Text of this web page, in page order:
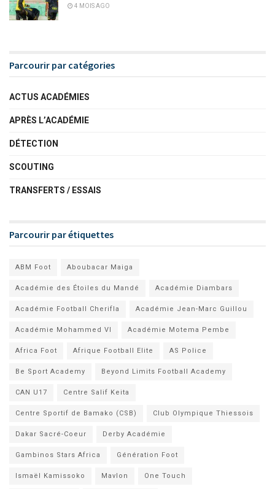
4 MOIS AGO
Parcourir par catégories
ACTUS ACADÉMIES
APRÈS L’ACADÉMIE
DÉTECTION
SCOUTING
TRANSFERTS / ESSAIS
Parcourir par étiquettes
ABM Foot Aboubacar Maiga
Académie des Étoiles du Mandé Académie Diambars
Académie Football Cherifla Académie Jean-Marc Guillou
Académie Mohammed VI Académie Motema Pembe
Africa Foot Afrique Football Elite AS Police
Be Sport Academy Beyond Limits Football Academy
CAN U17 Centre Salif Keita
Centre Sportif de Bamako (CSB) Club Olympique Thiessois
Dakar Sacré-Coeur Derby Académie
Gambinos Stars Africa Génération Foot
Ismaël Kamissoko Mavlon One Touch